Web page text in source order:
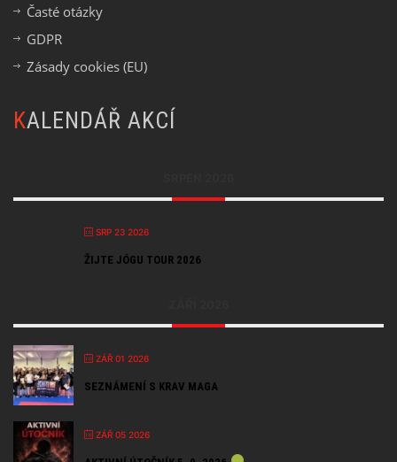
Časté otázky
GDPR
Zásady cookies (EU)
KALENDÁŘ AKCÍ
SRP 23 2026
ŽIJTE JÓGU TOUR 2026
ZÁŘ 01 2026
SEZNÁMENÍ S KRAV MAGA
ZÁŘ 05 2026